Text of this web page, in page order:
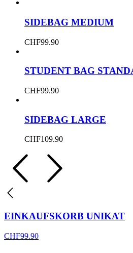
SIDEBAG MEDIUM
CHF99.90
STUDENT BAG
CHF99.90
SIDEBAG LARGE
CHF109.90
EINKAUFSKORB UNIKAT
CHF99.90